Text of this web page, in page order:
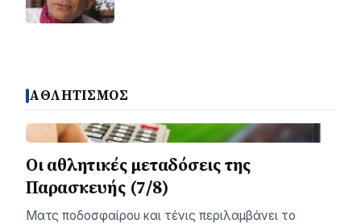
ΑΘΛΗΤΙΣΜΟΣ
Οι αθλητικές μεταδόσεις της
Παρασκευής (7/8)
Ματς ποδοσφαίρου και τένις περιλαμβάνει το